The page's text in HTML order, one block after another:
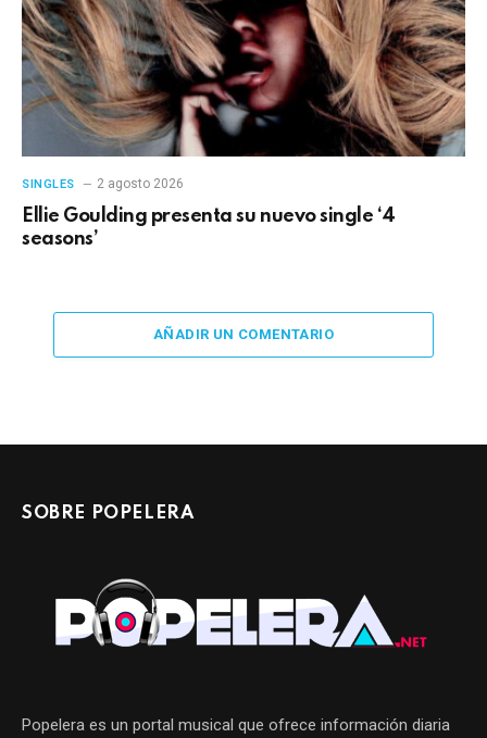
SINGLES 2 agosto 2026
Ellie Goulding presenta su nuevo single ‘4
seasons’
AÑADIR UN COMENTARIO
SOBRE POPELERA
Popelera es un portal musical que ofrece información diaria